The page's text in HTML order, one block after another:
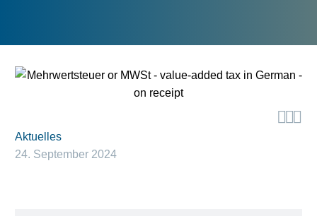

Aktuelles
24. September 2024